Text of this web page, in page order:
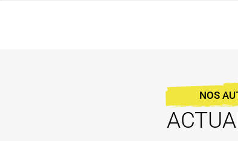
NOS